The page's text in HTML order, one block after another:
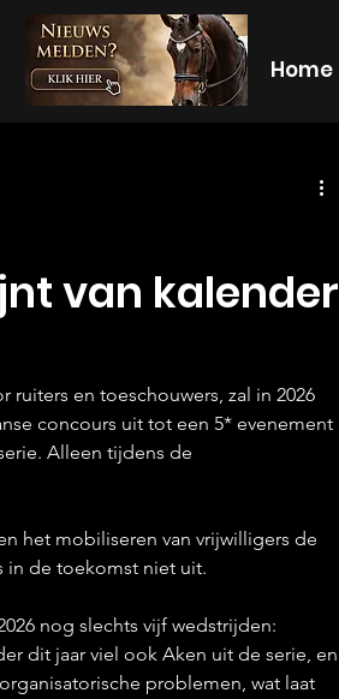
Home
van kalender
en toeschouwers, zal in 2026
concours uit tot een 5* evenement
Alleen tijdens de
het mobiliseren van vrijwilligers de
in de toekomst niet uit.
nog slechts vijf wedstrijden:
dit jaar viel ook Aken uit de serie, en
problemen, wat laat